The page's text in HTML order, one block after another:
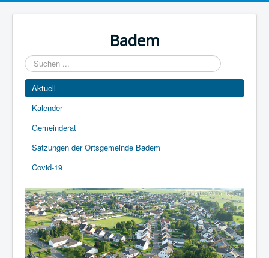
Badem
Suchen
...
Aktuell
Kalender
Gemeinderat
Satzungen der Ortsgemeinde Badem
Covid-19